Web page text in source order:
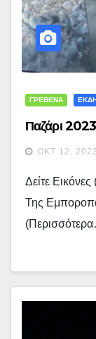
ΓΡΕΒΕΝΑ
Παζάρι
ΟΚΤ 12, 2023
Δείτε
Της